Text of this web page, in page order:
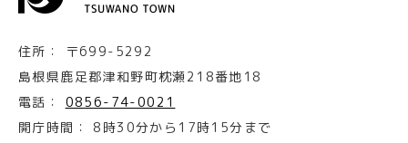
住所：
〒699-5292
島根県鹿足郡津和野町枕瀬218番地18
電話：
0856-74-0021
開庁時間：
8時30分から17時15分まで